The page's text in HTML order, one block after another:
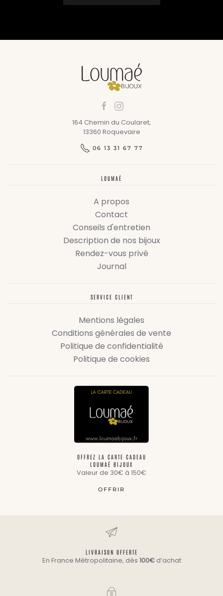
164 Chemin du Coularet,
13360 Roquevaire
06 13 31 67 77
LOUMAÉ
A propos
Contact
Conseils d'entretien
Description de nos bijoux
Rendez-vous privé
Journal
SERVICE CLIENT
Mentions légales
Conditions générales de vente
Politique de confidentialité
Politique de cookies
OFFREZ LA CARTE CADEAU
LOUMAÉ BIJOUX
Valeur de 30€ à 150€
OFFRIR
LIVRAISON OFFERTE
En France Métropolitaine, dès 100€d’achat